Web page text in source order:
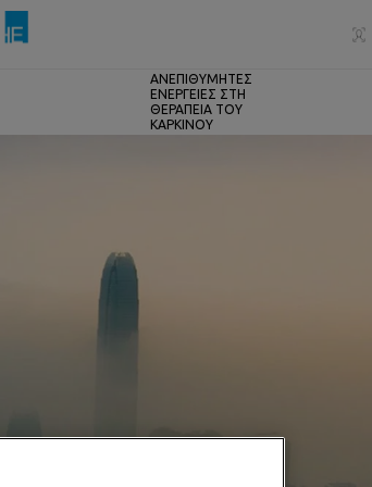
ΑΝΕΠΙΘΥΜΗΤΕΣ
ΕΝΕΡΓΕΙΕΣ ΣΤΗ
ΘΕΡΑΠΕΙΑ ΤΟΥ
ΚΑΡΚΙΝΟΥ